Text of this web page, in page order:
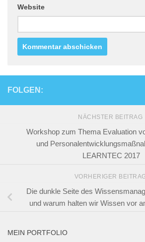
Website
FOLGEN:
NÄCHSTER BEITRAG
Workshop zum Thema Evaluation
und
LEARNTEC 2017
VORHERIGER
Die dunkle Seite des
und warum halten wir Wissen vor
MEIN PORTFOLIO